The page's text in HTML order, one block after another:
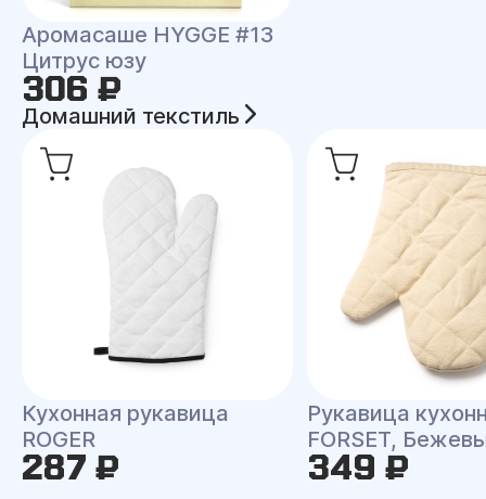
Аромасаше HYGGE #13
Цитрус юзу
306 ₽
Домашний текстиль
Кухонная рукавица
ROGER
287 ₽
Рукавица
FORSET,
349 ₽